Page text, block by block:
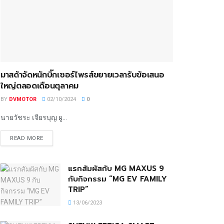
มาสด้าจัดหนักบิ๊กเซอร์ไพรส์ขยายเวลารับข้อเสนอ
ใหญ่ตลอดเดือนตุลาคม
BY DVMOTOR 02/10/2024 0
นายวัชระ เจียรบุญ ผู...
READ MORE
แรกสัมผัสกับ MG MAXUS 9
กับกิจกรรม “MG EV FAMILY
TRIP”
13/06/2023